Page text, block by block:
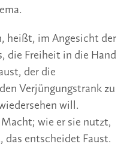
heißt, im Angesicht der
die Freiheit in die Hand
der die
Verjüngungstrank zu
will.
wie er sie nutzt,
das entscheidet Faust.